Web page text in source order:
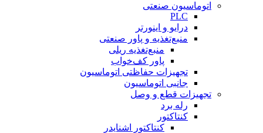
اتوماسیون صنعتی
PLC
درایو و اینورتر
منبع‌تغذیه و پاور صنعتی
منبع‌تغذیه ریلی
پاور کف‌خواب
تجهیزات حفاظتی اتوماسیون
جانبی اتوماسیون
تجهیزات قطع و وصل
رله برد
کنتاکتور
کنتاکتور اشنایدر